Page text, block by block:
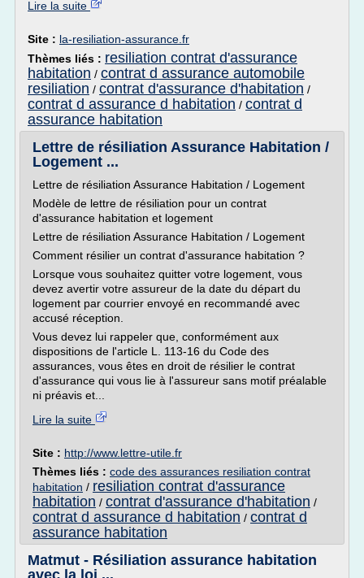
Lire la suite
Site : la-resiliation-assurance.fr
Thèmes liés : resiliation contrat d'assurance
habitation / contrat d assurance automobile
resiliation / contrat d'assurance d'habitation /
contrat d assurance d habitation / contrat d
assurance habitation
Lettre de résiliation Assurance Habitation /
Logement ...
Lettre de résiliation Assurance Habitation / Logement
Modèle de lettre de résiliation pour un contrat
d'assurance habitation et logement
Lettre de résiliation Assurance Habitation / Logement
Comment résilier un contrat d'assurance habitation ?
Lorsque vous souhaitez quitter votre logement, vous
devez avertir votre assureur de la date du départ du
logement par courrier envoyé en recommandé avec
accusé réception.
Vous devez lui rappeler que, conformément aux
dispositions de l'article L. 113-16 du Code des
assurances, vous êtes en droit de résilier le contrat
d'assurance qui vous lie à l'assureur sans motif préalable
ni préavis et...
Lire la suite
Site : http://www.lettre-utile.fr
Thèmes liés : code des assurances resiliation contrat
habitation / resiliation contrat d'assurance
habitation / contrat d'assurance d'habitation /
contrat d assurance d habitation / contrat d
assurance habitation
Matmut - Résiliation assurance habitation
avec la loi ...